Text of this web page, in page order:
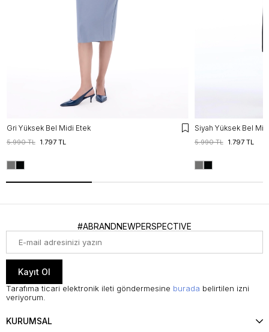
Gri Yüksek Bel Midi Etek
1.797 TL
5.990 TL
Siyah Yüksek Bel
1.797 TL
5.990 TL
#ABRANDNEWPERSPECTIVE
Kayıt Ol
Tarafıma ticari elektronik ileti göndermesine burada belirtilen izni
veriyorum.
KURUMSAL